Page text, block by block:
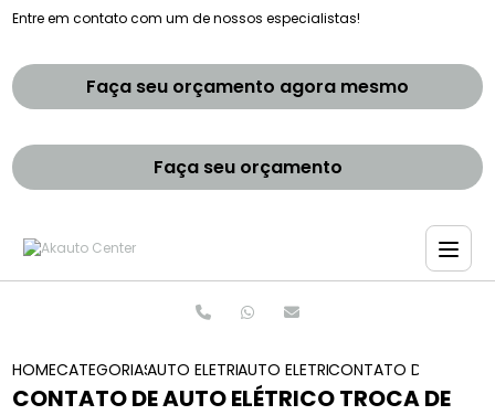
Entre em contato com um de nossos especialistas!
Faça seu orçamento agora mesmo
Faça seu orçamento
HOMECATEGORIASAUTO ELETRICASAUTO ELETRICA SOCORRO
CONTATO DE AUTO
CONTATO DE AUTO ELÉTRICO TROCA DE